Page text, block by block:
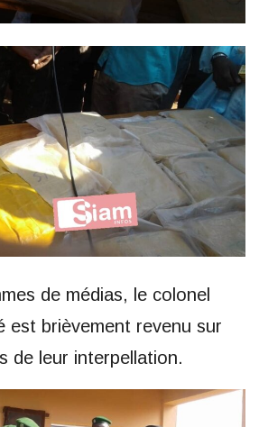
de médias, le colonel
est brièvement revenu sur
de leur interpellation.